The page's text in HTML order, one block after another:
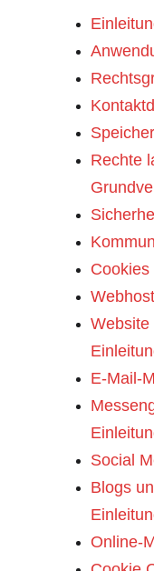
Rechte
Cookies
Website
E-Mail-
Social
Blogs
Online-